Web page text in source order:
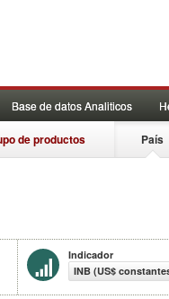
Base de datos Analiticos
de productos País
Indicador
INB (US$